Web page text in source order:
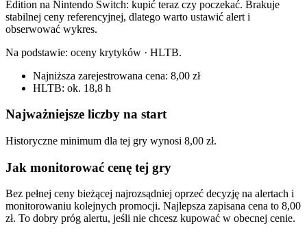
Edition na Nintendo Switch: kupić teraz czy poczekać. Brakuje
stabilnej ceny referencyjnej, dlatego warto ustawić alert i
obserwować wykres.
Na podstawie: oceny krytyków · HLTB.
Najniższa zarejestrowana cena: 8,00 zł
HLTB: ok. 18,8 h
Najważniejsze liczby na start
Historyczne minimum dla tej gry wynosi 8,00 zł.
Jak monitorować cenę tej gry
Bez pełnej ceny bieżącej najrozsądniej oprzeć decyzję na alertach i
monitorowaniu kolejnych promocji. Najlepsza zapisana cena to 8,00
zł. To dobry próg alertu, jeśli nie chcesz kupować w obecnej cenie.